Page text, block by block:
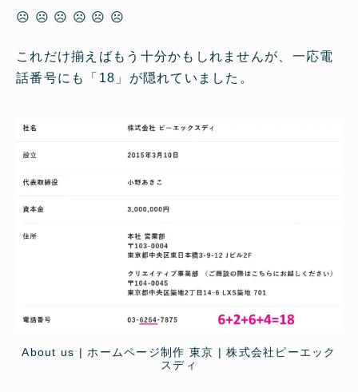
☹ ☹ ☹ ☹ ☹ ☹
これだけ揃えばもう十分かもしれませんが、一応電
話番号にも「18」が隠れていました。
About us | ホームページ制作 東京 | 株式会社ピーエック
スディ